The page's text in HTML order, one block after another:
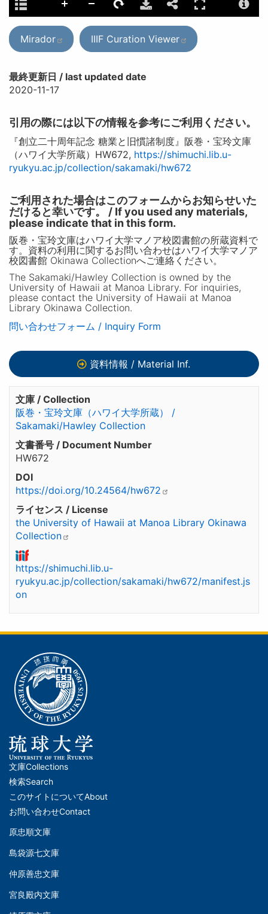
Mirador IIIF Curation Viewer
最終更新日 / last updated date
2020-11-17
引用の際には以下の情報を参考にご利用ください。
『創立二十周年記念 糖業と旧慣諸制度』阪巻・宝玲文庫
（ハワイ大学所蔵）HW672, https://shimuchi.lib.u-
ryukyu.ac.jp/collection/sakamaki/hw672
ご利用された場合はこのフォームからお知らせいた
だけると幸いです。 / If you used any materials,
please indicate that in this form.
阪巻・宝玲文庫はハワイ大学マノア校図書館の所蔵資料で
す。資料の利用に関するお問い合わせはハワイ大学マノア
校図書館 Okinawa Collectionへご連絡ください。
The Sakamaki/Hawley Collection is owned by the
University of Hawaii at Manoa Library. For inquiries,
please contact the University of Hawaii at Manoa
Library Okinawa Collection.
問い合わせフォーム / Inquiry Form
資料情報 / Material Inf.
文庫 / Collection
阪巻・宝玲文庫（ハワイ大学所蔵） /
Sakamaki/Hawley Collection
文書番号 / Document Number
HW672
DOI
https://doi.org/10.24564/hw672
ライセンス / License
the University of Hawaii at Manoa Library Okinawa
Collection
https://shimuchi.lib.u-
ryukyu.ac.jp/collection/sakamaki/hw672/manifest.js
on
メ
イ
ン
ナ
ビ
ー
シ
文庫Collections
検索Search
このサイトについてAbout
お問い合わせContact
文
(Left)
原忠順文庫
島袋源七文庫
仲原善忠文庫
文
宮良殿内文庫